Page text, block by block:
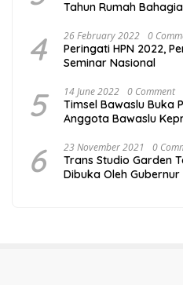
Tahun Rumah
4 26 February 2022 0
Peringati HPN 2022,
Seminar Nasional
5 14 June 2022 0 Comment
Timsel Bawaslu Buka
Anggota Bawaslu
6 23 November 2021 0
Trans Studio Garden
Dibuka Oleh Gubernur